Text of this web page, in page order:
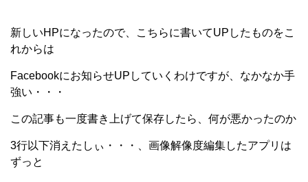
新しいHPになったので、こちらに書いてUPしたものをこ
れからは
Facebookにお知らせUPしていくわけですが、なかなか手
強い・・・
この記事も一度書き上げて保存したら、何が悪かったのか
3行以下消えたしぃ・・・、画像解像度編集したアプリは
ずっと